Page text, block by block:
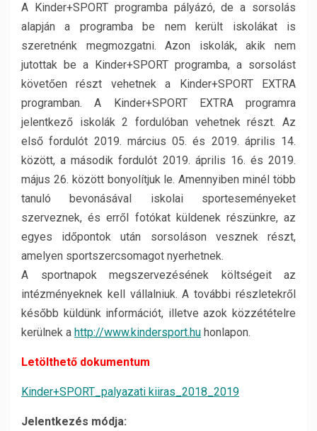
A Kinder+SPORT programba pályázó, de a sorsolás
alapján a programba be nem került iskolákat is
szeretnénk megmozgatni. Azon iskolák, akik nem
jutottak be a Kinder+SPORT programba, a sorsolást
követően részt vehetnek a Kinder+SPORT EXTRA
programban. A Kinder+SPORT EXTRA programra
jelentkező iskolák 2 fordulóban vehetnek részt. Az
első fordulót 2019. március 05. és 2019. április 14.
között, a második fordulót 2019. április 16. és 2019.
május 26. között bonyolítjuk le. Amennyiben minél több
tanuló bevonásával iskolai sporteseményeket
szerveznek, és erről fotókat küldenek részünkre, az
egyes időpontok után sorsoláson vesznek részt,
amelyen sportszercsomagot nyerhetnek.
A sportnapok megszervezésének költségeit az
intézményeknek kell vállalniuk. A további részletekről
később küldünk információt, illetve azok közzétételre
kerülnek a http://www.kindersport.hu honlapon.
Letölthető dokumentum
Kinder+SPORT_palyazati kiiras_2018_2019
Jelentkezés módja: